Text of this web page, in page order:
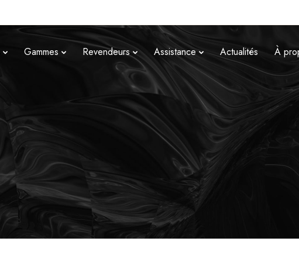
Gammes Revendeurs Assistance Actualités À